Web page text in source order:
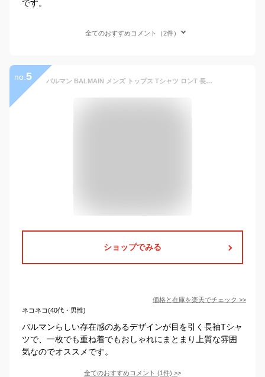
です。
全てのおすすめコメント（2件）
no. 5 バルマン BALMAIN メンズ トップス Tシャツ ロンT 長袖 チェスト部分ホワイトロゴプリント入りロングTシャツ ブラック BWM020920 010 (R58300) 321 2023年春夏新作 【送料無料】 【smtb-TK】
ショップでみる
価格と在庫を楽天でチェック >>
ネコネコ(40代・男性)
バルマンらしい存在感のあるデザインが目を引く長袖Tシャ
ツで、一枚でも重ね着でもおしゃれにまとまり上質な雰囲
気なのでオススメです。
全てのおすすめコメント (1件) >